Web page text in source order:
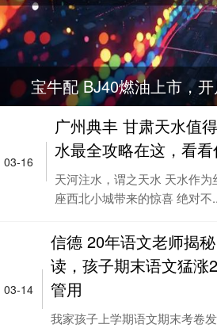
宝牛配 BJ40燃油上市，
03-16
广州典丰 甘肃天水值
水最全攻略在这，看看
天河注水，谓之天水 天水作
座西北小城带来的惊喜 绝对不
03-14
信德 20年语文老师揭
读，孩子期末语文猛涨
管用
我家孩子上学期语文期末考卷